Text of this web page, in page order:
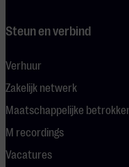
Steun en verbind
Verhuur
Zakelijk netwerk
Maatschappelijke
M recordings
Vacatures